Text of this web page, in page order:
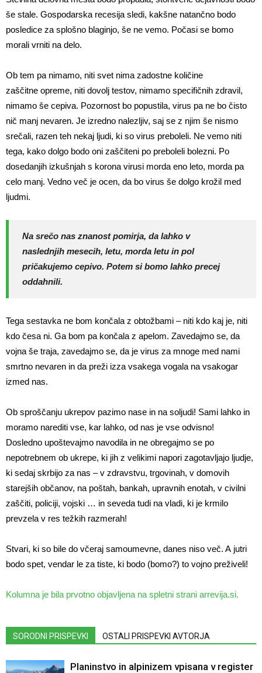
še stale. Gospodarska recesija sledi, kakšne natančno bodo
posledice za splošno blaginjo, še ne vemo. Počasi se bomo
morali vrniti na delo.
Ob tem pa nimamo, niti svet nima zadostne količine
zaščitne opreme, niti dovolj testov, nimamo specifičnih zdravil,
nimamo še cepiva. Pozornost bo popustila, virus pa ne bo čisto
nič manj nevaren. Je izredno nalezljiv, saj se z njim še nismo
srečali, razen teh nekaj ljudi, ki so virus preboleli. Ne vemo niti
tega, kako dolgo bodo oni zaščiteni po preboleli bolezni. Po
dosedanjih izkušnjah s korona virusi morda eno leto, morda pa
celo manj. Vedno več je ocen, da bo virus še dolgo krožil med
ljudmi.
Na srečo nas znanost pomirja, da lahko v
naslednjih mesecih, letu, morda letu in pol
pričakujemo cepivo. Potem si bomo lahko precej
oddahnili.
Tega sestavka ne bom končala z obtožbami – niti kdo kaj je, niti
kdo česa ni. Ga bom pa končala z apelom. Zavedajmo se, da
vojna še traja, zavedajmo se, da je virus za mnoge med nami
smrtno nevaren in da preži izza vsakega vogala na vsakogar
izmed nas.
Ob sproščanju ukrepov pazimo nase in na soljudi! Sami lahko in
moramo narediti vse, kar lahko, od nas je vse odvisno!
Dosledno upoštevajmo navodila in ne obregajmo se po
nepotrebnem ob ukrepe, ki jih z velikimi napori zagotavljajo ljudje,
ki sedaj skrbijo za nas – v zdravstvu, trgovinah, v domovih
starejših občanov, na poštah, bankah, upravnih enotah, v civilni
zaščiti, policiji, vojski … in seveda tudi na vladi, ki je krmilo
prevzela v res težkih razmerah!
Stvari, ki so bile do včeraj samoumevne, danes niso več. A jutri
bodo spet, vendar le za tiste, ki bodo (bomo?) to vojno preživeli!
Kolumna je bila prvotno objavljena na spletni strani arrevija.si.
SORODNI PRISPEVKI OSTALI PRISPEVKI AVTORJA
Planinstvo in alpinizem vpisana v register